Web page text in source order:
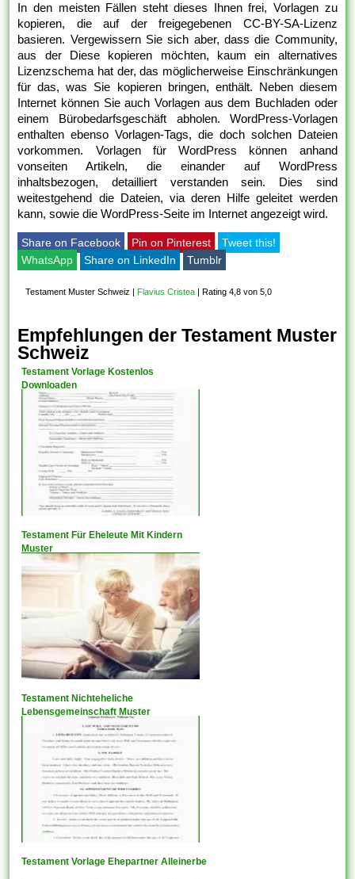
In den meisten Fällen steht dieses Ihnen frei, Vorlagen zu
kopieren, die auf der freigegebenen CC-BY-SA-Lizenz
basieren. Vergewissern Sie sich aber, dass die Community,
aus der Diese kopieren möchten, kaum ein alternatives
Lizenzschema hat der, das möglicherweise Einschränkungen
für das, was Sie kopieren bringen, enthält. Neben diesem
Internet können Sie auch Vorlagen aus dem Buchladen oder
einem Bürobedarfsgeschäft abholen. WordPress-Vorlagen
enthalten ebenso Vorlagen-Tags, die doch solchen Dateien
vorkommen. Vorlagen für WordPress können anhand
vonseiten Artikeln, die einander auf WordPress
inhaltsbezogen, detailliert verstanden sein. Dies sind
weitestgehend die Dateien, via deren Hilfe geleitet werden
kann, sowie die WordPress-Seite im Internet angezeigt wird.
Share on Facebook Pin on Pinterest
Tweet this!
WhatsApp
Share on LinkedIn Tumblr
Testament Muster Schweiz | Flavius Cristea |Rating 4,8 von 5,0
Empfehlungen der Testament Muster
Schweiz
Testament Vorlage Kostenlos
Downloaden
Testament Für Eheleute Mit Kindern
Muster
Testament Nichteheliche
Lebensgemeinschaft Muster
Testament Vorlage Ehepartner Alleinerbe